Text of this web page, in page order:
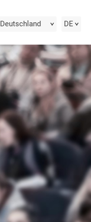
Deutschland DE